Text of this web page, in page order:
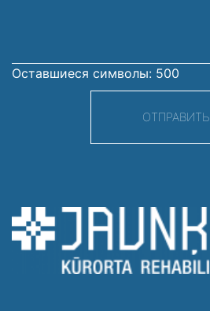
Оставшиеся символы: 500
ОТПРАВИТЬ